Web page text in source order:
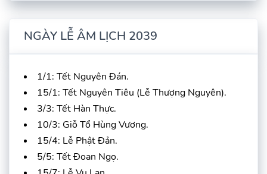
NGÀY LỄ ÂM LỊCH 2039
1/1: Tết Nguyên Đán.
15/1: Tết Nguyên Tiêu (Lễ Thượng Nguyên).
3/3: Tết Hàn Thực.
10/3: Giỗ Tổ Hùng Vương.
15/4: Lễ Phật Đản.
5/5: Tết Đoan Ngọ.